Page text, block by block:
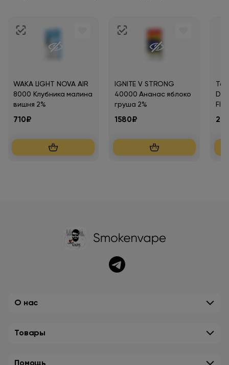
WAKA LIGHT NOVA AIR
8000 Клубника малина
вишня 2%
710₽
IGNITE V STRONG
40000 Ананас яблоко
груша 2%
1580₽
О нас
Товары